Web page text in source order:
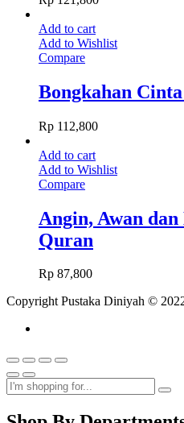
Add to cart
Add to Wishlist
Compare
Bongkahan
Rp 112,800
Add to cart
Add to Wishlist
Compare
Angin, Awan
Quran
Rp 87,800
Copyright Pustaka Diniyah ©